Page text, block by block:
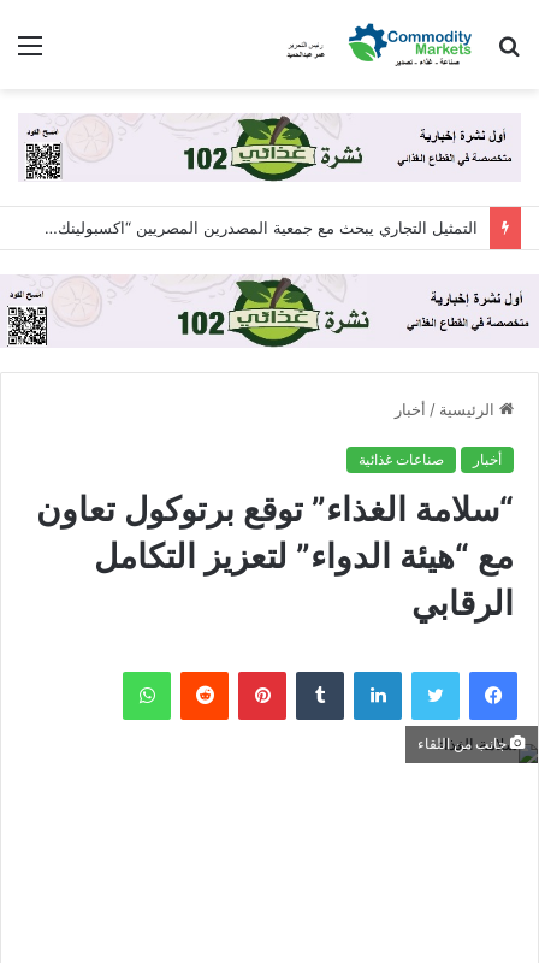
بحث
التمثيل التجاري يبحث مع جمعية المصدرين المصريين “اكسبولينك” آليات التعاون لزيادة الصادرات المصرية
الرئيسية / أخبار
أخبار صناعات غذائية
“سلامة الغذاء” توقع برتوكول تعاون
مع “هيئة الدواء” لتعزيز التكامل
الرقابي
فيسبوك تويتر لينكدإن بينتيريست واتساب
جانب من اللقاء